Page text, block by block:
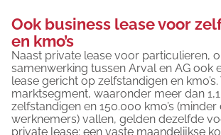
Ook business lease voor
en kmo’s
Naast private lease voor particulieren,
samenwerking tussen Arval en AG ook
lease gericht op zelfstandigen en
marktsegment, waaronder meer dan
zelfstandigen en 150.000 kmo’s (minder
werknemers) vallen, gelden dezelfde
private lease: een vaste maandelijkse